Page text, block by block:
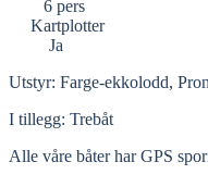
6 pers
Kartplotter
Ja
Utstyr: Farge-ekkolodd,
I tillegg: Trebåt
Alle våre båter har GPS